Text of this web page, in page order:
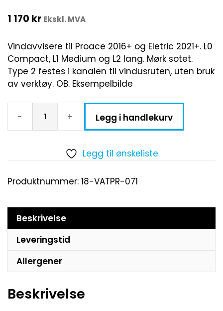
1 170 kr Ekskl. MVA
Vindavvisere til Proace 2016+ og Eletric 2021+. L0
Compact, L1 Medium og L2 lang. Mørk sotet.
Type 2 festes i kanalen til vindusruten, uten bruk
av verktøy. OB. Eksempelbilde
- + Legg i handlekurv
Legg til ønskeliste
Produktnummer: 18-VATPR-071
Beskrivelse
Leveringstid
Allergener
Beskrivelse